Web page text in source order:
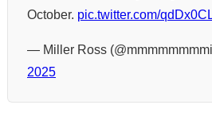
October. pic.twitter.com/
— Miller Ross
2025